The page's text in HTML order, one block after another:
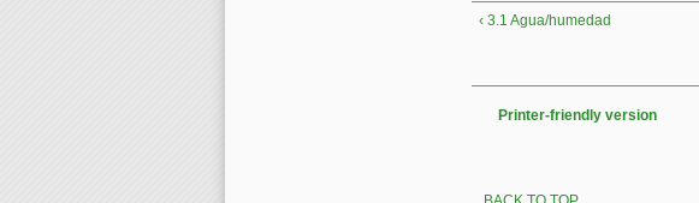
‹ 3.1 Agua/humedad
Printer-friendly version